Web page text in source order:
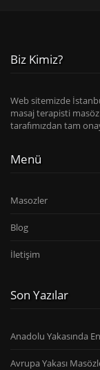
Biz Kimiz?
Web sitemizde
masaj terapisti
tarafımızdan tam
Menü
Masozler
Blog
İletişim
Son Yazılar
Anadolu Yakasında
Avrupa Yakası